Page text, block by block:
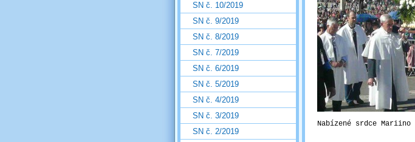
Nabízené srdce Mariino
SN č. 10/2019
SN č. 9/2019
SN č. 8/2019
SN č. 7/2019
SN č. 6/2019
SN č. 5/2019
SN č. 4/2019
SN č. 3/2019
SN č. 2/2019